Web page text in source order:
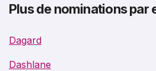
Plus de nominations par
Dagard
Dashlane